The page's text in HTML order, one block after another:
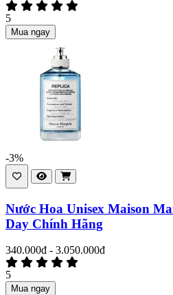
5
Mua ngay
-3%
Nước Hoa Unisex Maison
Day Chính Hãng
340.000đ - 3.050.000đ
5
Mua ngay